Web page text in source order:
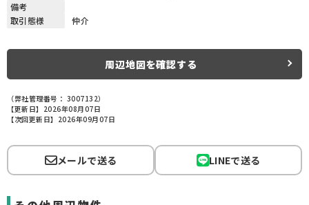
備考
取引態様
仲介
周辺地図を確認する
（弊社管理番号： 3007132）
【更新日】2026年08月07日
【次回更新日】2026年09月07日
メールで送る LINEで送る